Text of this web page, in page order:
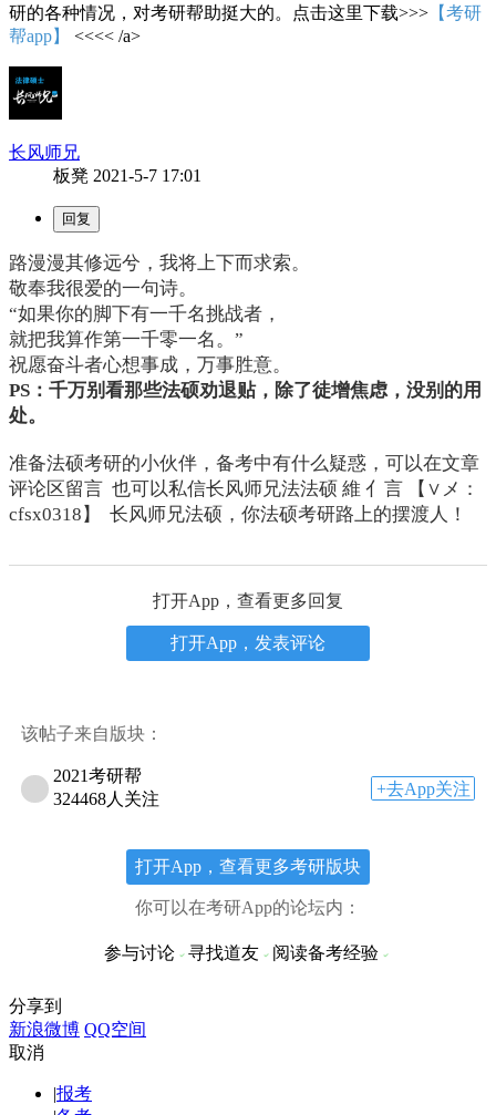
研的各种情况，对考研帮助挺大的。点击这里下载>>> 【考研
帮app】
<<<< /a>
长风师兄
板凳 2021-5-7 17:01
路漫漫其修远兮，我将上下而求索。
敬奉我很爱的一句诗。
“如果你的脚下有一千名挑战者，
就把我算作第一千零一名。”
祝愿奋斗者心想事成，万事胜意。
PS：千万别看那些法硕劝退贴，除了徒增焦虑，没别的用
处。
准备法硕考研的小伙伴，备考中有什么疑惑，可以在文章
评论区留言 也可以私信长风师兄法法硕 維 亻言 【∨メ：
cfsx0318】 长风师兄法硕，你法硕考研路上的摆渡人！
打开App，查看更多回复
打开App，发表评论
该帖子来自版块：
2021考研帮
324468人关注
+去App关注
打开App，查看更多考研版块
你可以在考研App的论坛内：
参与讨论 寻找道友 阅读备考经验
分享到
新浪微博 QQ空间
取消
|报考